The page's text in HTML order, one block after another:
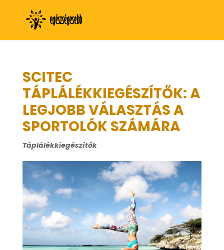
SCITEC
TÁPLÁLÉKKIEGÉSZÍTŐK: A
LEGJOBB VÁLASZTÁS A
SPORTOLÓK SZÁMÁRA
Táplálékkiegészítők